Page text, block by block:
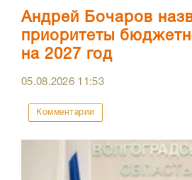
Андрей Бочаров
приоритеты
на 2027 год
05.08.2026 11:53
Комментарии